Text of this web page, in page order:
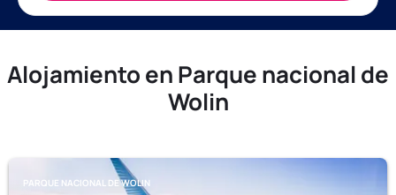
Alojamiento en Parque nacional de
Wolin
PARQUE NACIONAL DE WOLIN